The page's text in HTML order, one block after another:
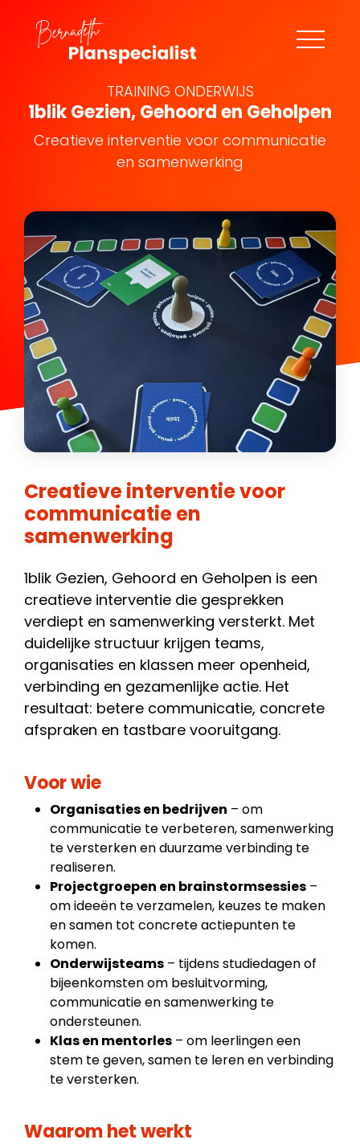
TRAINING ONDERWIJS
1blik Gezien, Gehoord en Geholpen
Creatieve interventie voor communicatie
en samenwerking
Creatieve interventie voor
communicatie en
samenwerking
1blik Gezien, Gehoord en Geholpen is een
creatieve interventie die gesprekken
verdiept en samenwerking versterkt. Met
duidelijke structuur krijgen teams,
organisaties en klassen meer openheid,
verbinding en gezamenlijke actie. Het
resultaat: betere communicatie, concrete
afspraken en tastbare vooruitgang.
Voor wie
Organisaties en bedrijven – om
communicatie te verbeteren, samenwerking
te versterken en duurzame verbinding te
realiseren.
Projectgroepen en brainstormsessies –
om ideeën te verzamelen, keuzes te maken
en samen tot concrete actiepunten te
komen.
Onderwijsteams – tijdens studiedagen of
bijeenkomsten om besluitvorming,
communicatie en samenwerking te
ondersteunen.
Klas en mentorles – om leerlingen een
stem te geven, samen te leren en verbinding
te versterken.
Waarom het werkt